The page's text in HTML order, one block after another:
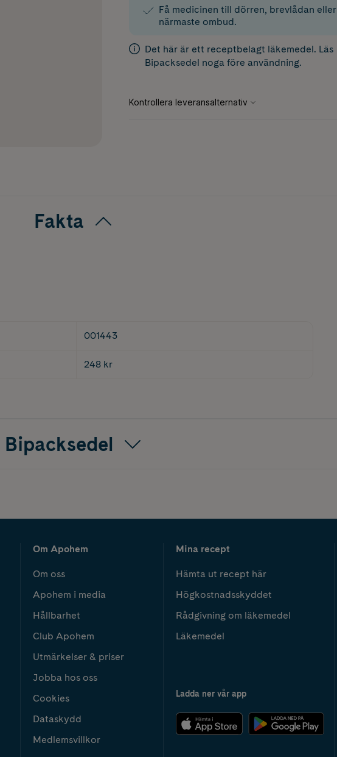
Få medicinen till dörren, brevlådan eller
närmaste ombud.
Det här är ett receptbelagt läkemedel. Läs
Bipacksedel noga före användning.
Fakta
001443
248 kr
Bipacksedel
Om Apohem
Om oss
Apohem i media
Hållbarhet
Club Apohem
Utmärkelser & priser
Jobba hos oss
Cookies
Dataskydd
Medlemsvillkor
Mina recept
Hämta ut recept här
Högkostnadsskyddet
Rådgivning om läkemedel
Läkemedel
Ladda ner vår app